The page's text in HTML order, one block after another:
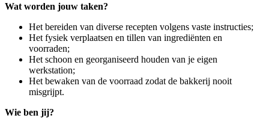
Wat worden jouw taken?
Het bereiden van diverse recepten volgens vaste instructies;
Het fysiek verplaatsen en tillen van ingrediënten en
voorraden;
Het schoon en georganiseerd houden van je eigen
werkstation;
Het bewaken van de voorraad zodat de bakkerij nooit
misgrijpt.
Wie ben jij?